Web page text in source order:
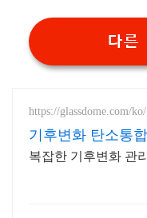
다른
https://glassdome.com/ko/
기후변화 탄소통
복잡한 기후변화 관